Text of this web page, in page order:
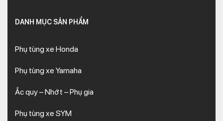
Yếm trước phải.
Ốp đèn pha.
Ốp đèn xi nhan trái.
Ốp đèn xi nhan phải.
Cản trước.
Bửng xe trái.
DANH MỤC SẢN PHẨM
Phụ tùng xe Honda
Phụ tùng xe Yamaha
Ắc quy – Nhớt – Phụ gia
Phụ tùng xe SYM